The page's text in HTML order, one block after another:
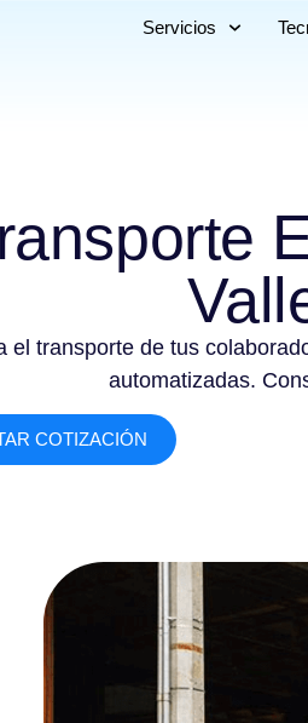
Servicios
el transporte de tus
automatizadas.
COTIZACIÓN